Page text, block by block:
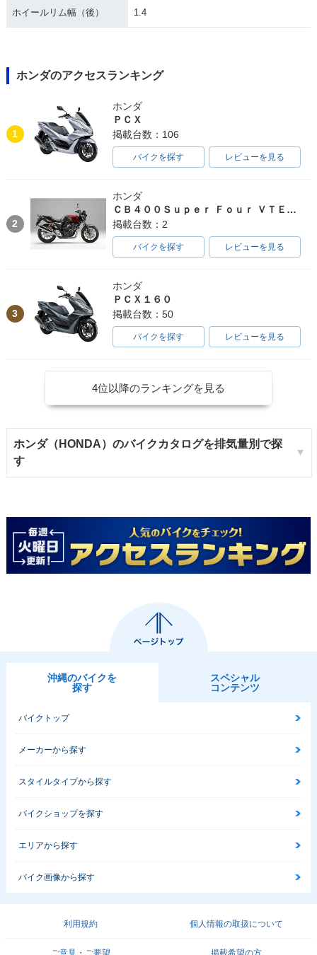
ホイールリム幅（後） 1.4
ホンダのアクセスランキング
1
ホンダ
ＰＣＸ
掲載台数：106
バイクを探す レビューを見る
2
ホンダ
ＣＢ４００Ｓｕｐｅｒ Ｆｏｕｒ ＶＴＥＣ ＳＰＥＣ３
掲載台数：2
バイクを探す レビューを見る
3
ホンダ
ＰＣＸ１６０
掲載台数：50
バイクを探す レビューを見る
4位以降のランキングを見る
ホンダ（HONDA）のバイクカタログを排気量別で探
す
沖縄のバイクを
探す
スペシャル
コンテンツ
バイクトップ
メーカーから探す
スタイルタイプから探す
バイクショップを探す
エリアから探す
バイク画像から探す
利用規約 個人情報の取扱について